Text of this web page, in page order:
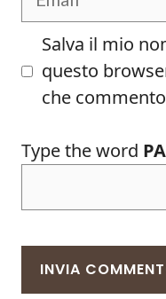
Salva il mio
questo
che
Type the word